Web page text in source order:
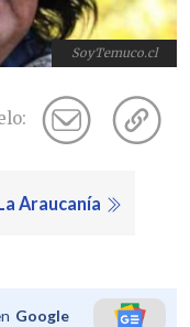
SoyTemuco.cl
Araucanía
Google